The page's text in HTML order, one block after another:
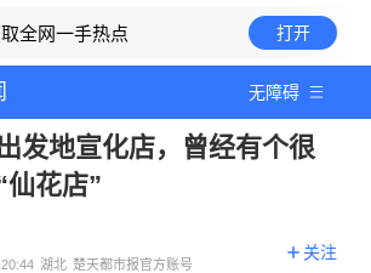
取全网一手热点 打开
无障碍
发地宣化店，曾经有个很
仙花店”
湖北 楚天都市报官方账号
关注